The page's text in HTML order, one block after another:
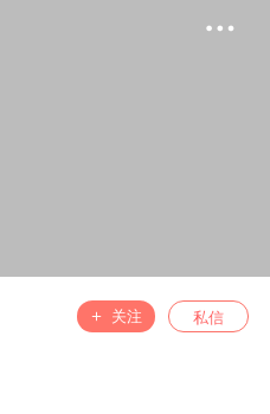
关注 私信
书屋